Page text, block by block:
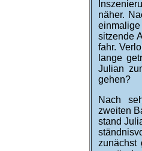
näher.
sitzende
fahr.
lange
Julian
gehen?
Nach
zweiten
stand
zu­nächst